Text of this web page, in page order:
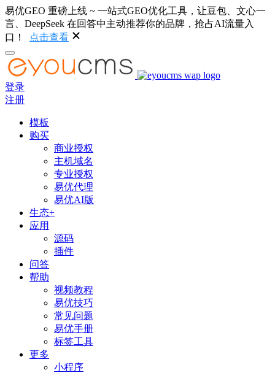
易优GEO 重磅上线 ~ 一站式GEO优化工具，让豆包、文心一
言、DeepSeek 在回答中主动推荐你的品牌，抢占AI流量入
口！
点击查看
登录
注册
模板
购买
商业授权
主机域名
专业授权
易优代理
易优AI版
生态+
应用
源码
插件
问答
帮助
视频教程
易优技巧
常见问题
易优手册
标签工具
更多
小程序